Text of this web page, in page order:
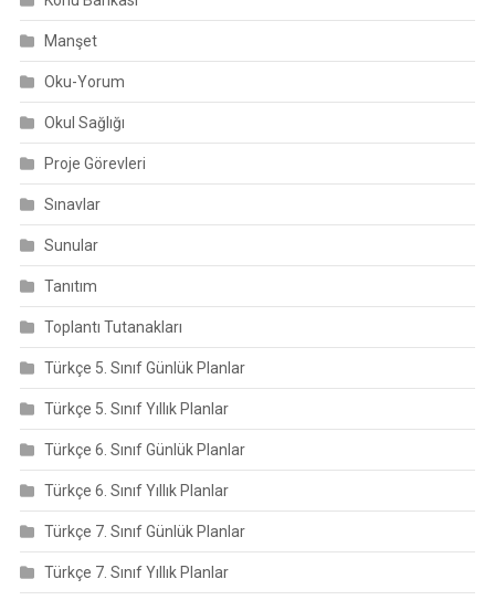
Manşet
Oku-Yorum
Okul Sağlığı
Proje Görevleri
Sınavlar
Sunular
Tanıtım
Toplantı Tutanakları
Türkçe 5. Sınıf Günlük Planlar
Türkçe 5. Sınıf Yıllık Planlar
Türkçe 6. Sınıf Günlük Planlar
Türkçe 6. Sınıf Yıllık Planlar
Türkçe 7. Sınıf Günlük Planlar
Türkçe 7. Sınıf Yıllık Planlar